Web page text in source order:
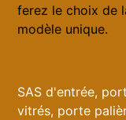
ferez le choix de
modèle unique.
SAS d'entrée,
vitrés, porte